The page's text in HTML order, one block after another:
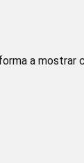
a mostrar